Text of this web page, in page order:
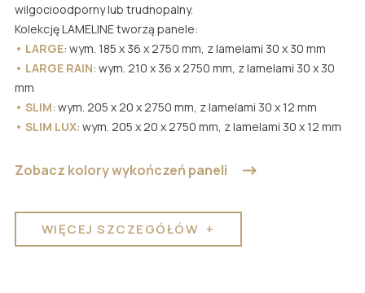
Drzwi fornirowane
Drzwi nowoczesne
Drzwi stylowe
Drzwi klasyczne
Drzwi ukryte
Drzwi odwrócone
Drzwi całoszklane
Listwy stylizowane
Kolory listew
Akcesoria dla listew
Gdzie kupić listwy LAGRUS?
Penele frezowane
Kolory paneli
Gdzie kupić panele LAGRUS?
wilgocioodporny lub trudnopalny.
Kolekcję LAMELINE tworzą panele:
• LARGE: wym. 185 x 36 x 2750 mm, z lamelami 30 x 30 mm
• LARGE RAIN: wym. 210 x 36 x 2750 mm, z lamelami 30 x 30
mm
• SLIM: wym. 205 x 20 x 2750 mm, z lamelami 30 x 12 mm
• SLIM LUX: wym. 205 x 20 x 2750 mm, z lamelami 30 x 12 mm
Zobacz kolory wykończeń paneli
WIĘCEJ SZCZEGÓŁÓW +